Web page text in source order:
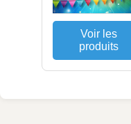
Voir les
produits